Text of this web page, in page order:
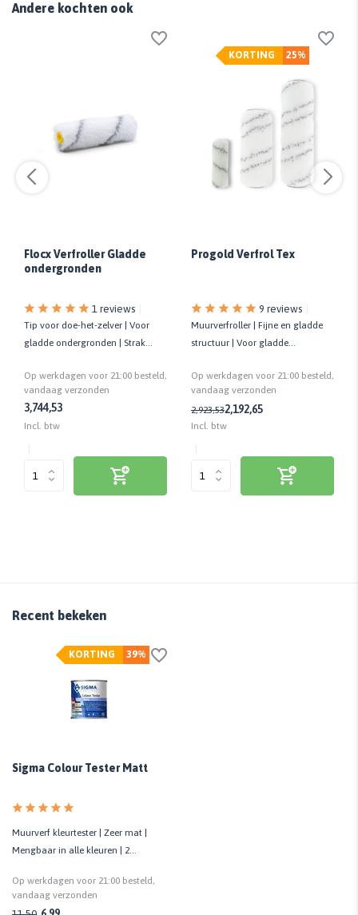
Andere kochten ook
Flocx Verfroller Gladde
ondergronden
1 reviews
Tip voor doe-het-zelver | Voor
gladde ondergronden | Strak
Op werkdagen voor 21:00 besteld,
vandaag verzonden
3,744,53
Incl. btw
25%
KORTING
Progold Verfrol Tex
9 reviews
Muurverfroller | Fijne en gladde
structuur | Voor gladde
Op werkdagen voor 21:00 besteld,
vandaag verzonden
2,923,532,192,65
Incl. btw
Recent bekeken
39%
KORTING
Sigma Colour Tester Matt
Muurverf kleurtester | Zeer mat |
Mengbaar in alle kleuren | 2
Op werkdagen voor 21:00 besteld,
vandaag verzonden